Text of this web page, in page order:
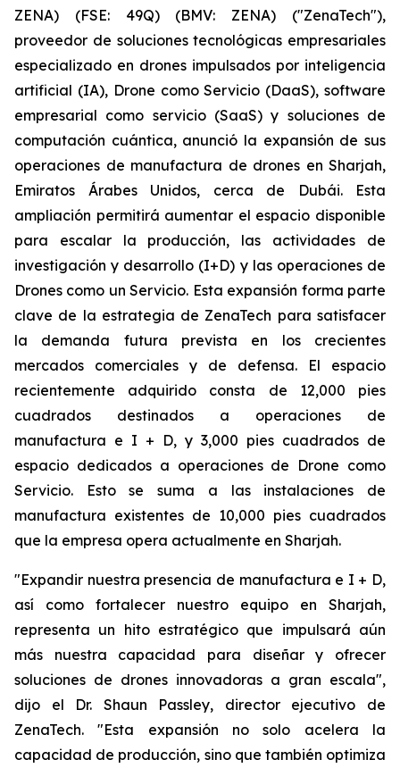
ZENA) (FSE: 49Q) (BMV: ZENA) ("ZenaTech"),
proveedor de soluciones tecnológicas empresariales
especializado en drones impulsados por inteligencia
artificial (IA), Drone como Servicio (DaaS), software
empresarial como servicio (SaaS) y soluciones de
computación cuántica, anunció la expansión de sus
operaciones de manufactura de drones en Sharjah,
Emiratos Árabes Unidos, cerca de Dubái. Esta
ampliación permitirá aumentar el espacio disponible
para escalar la producción, las actividades de
investigación y desarrollo (I+D) y las operaciones de
Drones como un Servicio. Esta expansión forma parte
clave de la estrategia de ZenaTech para satisfacer
la demanda futura prevista en los crecientes
mercados comerciales y de defensa. El espacio
recientemente adquirido consta de 12,000 pies
cuadrados destinados a operaciones de
manufactura e I + D, y 3,000 pies cuadrados de
espacio dedicados a operaciones de Drone como
Servicio. Esto se suma a las instalaciones de
manufactura existentes de 10,000 pies cuadrados
que la empresa opera actualmente en Sharjah.
"Expandir nuestra presencia de manufactura e I + D,
así como fortalecer nuestro equipo en Sharjah,
representa un hito estratégico que impulsará aún
más nuestra capacidad para diseñar y ofrecer
soluciones de drones innovadoras a gran escala",
dijo el Dr. Shaun Passley, director ejecutivo de
ZenaTech. "Esta expansión no solo acelera la
capacidad de producción, sino que también optimiza